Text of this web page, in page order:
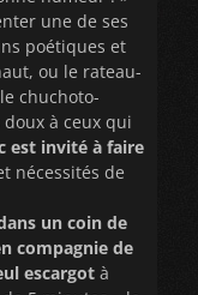
une de ses
poétiques et
ou le rateau-
chuchoto-
à ceux qui
est invité à faire
nécessités de
un coin de
compagnie de
escargot à